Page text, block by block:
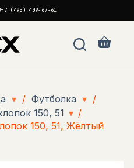
+7 (495) 409-67-61
▾ / Футболка ▾ /
150, 51 ▾ /
150, 51, Жёлтый